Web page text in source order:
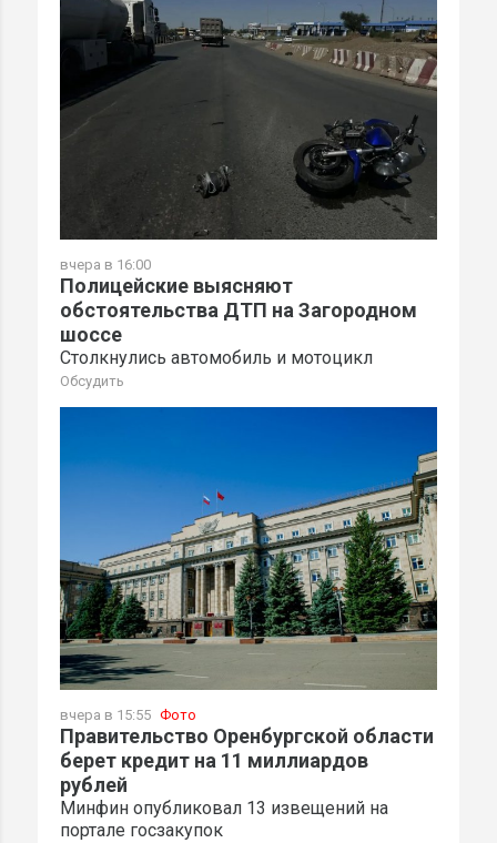
вчера в 16:00
Полицейские выясняют
обстоятельства ДТП на Загородном
шоссе
Столкнулись автомобиль и мотоцикл
Обсудить
вчера в 15:55 Фото
Правительство Оренбургской области
берет кредит на 11 миллиардов
рублей
Минфин опубликовал 13 извещений на
портале госзакупок